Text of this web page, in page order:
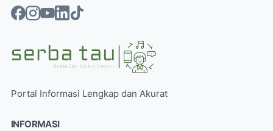
Portal Informasi Lengkap dan Akurat
INFORMASI